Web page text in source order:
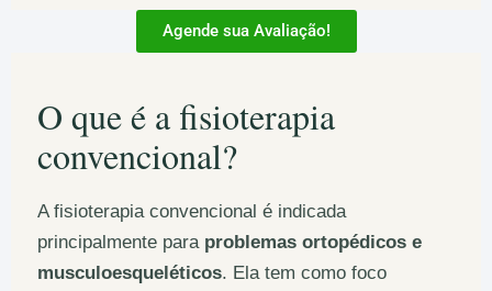
Agende sua Avaliação!
O que é a fisioterapia
convencional?
A fisioterapia convencional é indicada
principalmente para problemas ortopédicos e
musculoesqueléticos. Ela tem como foco